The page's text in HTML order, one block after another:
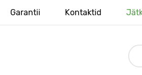
Garantii Kontaktid